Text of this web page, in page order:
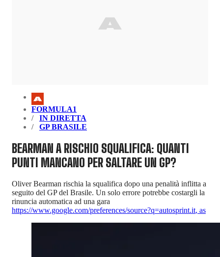
FORMULA1
IN DIRETTA
GP BRASILE
BEARMAN A RISCHIO SQUALIFICA: QUANTI
PUNTI MANCANO PER SALTARE UN GP?
Oliver Bearman rischia la squalifica dopo una penalità inflitta a
seguito del GP del Brasile. Un solo errore potrebbe costargli la
rinuncia automatica ad una gara
https://www.google.com/preferences/source?q=autosprint.it, as